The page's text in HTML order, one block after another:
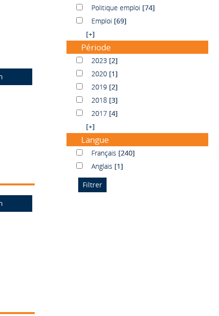
Politique emploi
Politique emploi [74]
EmploiEmploi [69]
[+]
Période
20232023 [2]
20202020 [1]
20192019 [2]
20182018 [3]
20172017 [4]
[+]
Langue
FrançaisFrançais [240]
AnglaisAnglais [1]